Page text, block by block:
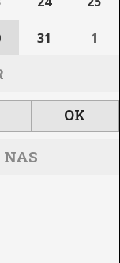
31 1